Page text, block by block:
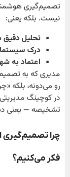
تصمیم‌گیری
نیست. بلکه یعنی:
تحلیل
درک
اعتماد به
مدیری که به
رو می‌دونه، بلکه
در کوچینگ
تشخیصه — یعنی
چرا تصمیم‌گیری
فکر می‌کنیم؟